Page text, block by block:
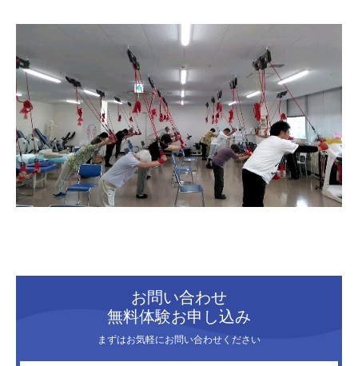
お問い合わせ
無料体験お申し込み
まずはお気軽にお問い合わせください